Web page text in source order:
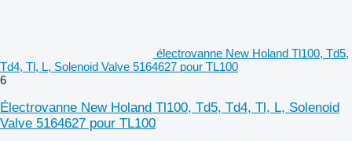
électrovanne New Holand Tl100, Td5,
Td4, Tl, L, Solenoid Valve 5164627 pour TL100
6
Électrovanne New Holand Tl100, Td5, Td4, Tl, L, Solenoid
Valve 5164627 pour TL100